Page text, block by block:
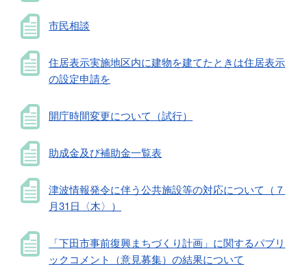
市民相談
住居表示実施地区内に建物を建てたときは住居表示
の設定申請を
開庁時間変更について（試行）
助成金及び補助金一覧表
津波情報発令に伴う公共施設等の対応について（７
月31日〈木〉）
「下田市事前復興まちづくり計画」に関するパブリ
ックコメント（意見募集）の結果について